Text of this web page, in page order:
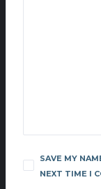
SAVE MY
NEXT TIME I